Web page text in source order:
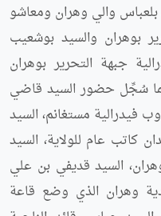
والي وهران ومعاشو
بوهران والسيد بوشعيب
جبهة التحرير بوهران
كما سُجِّل حضور السيد قاضي
فيدرالية مستغانم، السيد
كاتب عام للولاية، السيد
السيد قديفي بن علي
وهران الذي وضع قاعة